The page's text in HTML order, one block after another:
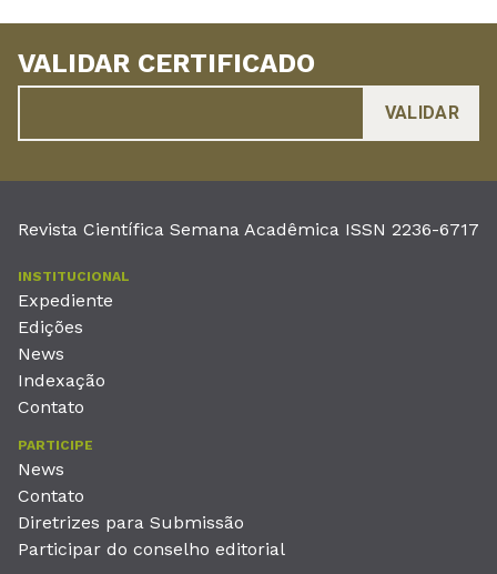
VALIDAR CERTIFICADO
Revista Científica Semana Acadêmica ISSN 2236-6717
INSTITUCIONAL
Expediente
Edições
News
Indexação
Contato
PARTICIPE
News
Contato
Diretrizes para Submissão
Participar do conselho editorial